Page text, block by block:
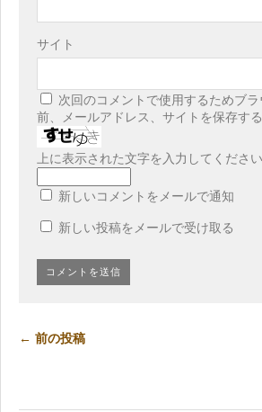
サイト
次回のコメントで使用するためブ
前、メールアドレス、サイトを保存する
上に表示された文字を入力してください
新しいコメントをメールで通知
新しい投稿をメールで受け取る
← 前の投稿